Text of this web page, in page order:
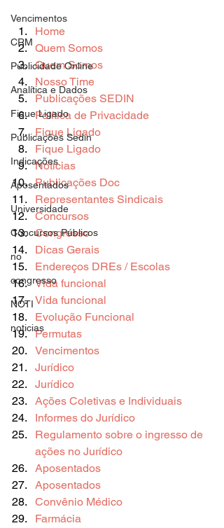
Vencimentos
CRM
Publicidade Online
Analítica e Dados
Fique Ligado
Publicações Sedin
Indicações
Aposentados
Universidade
Concursos Públicos
no
congresso
NOTI
noticias
Home
Quem Somos
Quem Somos
Nosso Time
Publicações SEDIN
Política de Privacidade
Fique Ligado
Fique Ligado
Notícias
Publicações Doc
Representantes Sindicais
Concursos
Congresso
Dicas Gerais
Endereços DREs / Escolas
Vida funcional
Vida funcional
Evolução Funcional
Permutas
Vencimentos
Jurídico
Jurídico
Ações Coletivas e Individuais
Informes do Jurídico
Regulamento sobre o ingresso de
ações no Jurídico
Aposentados
Aposentados
Convênio Médico
Farmácia